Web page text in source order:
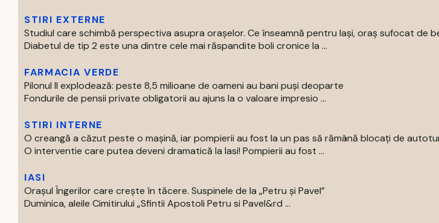
STIRI EXTERNE
Studiul care schimbă perspectiva asupra orașelor. Ce înseamnă pentru Iași, oraș sufocat de
Diabetul de tip 2 este una dintre cele mai răspandite boli cronice la ...
FARMACIA VERDE
Pilonul II explodează: peste 8,5 milioane de oameni au bani puși deoparte
Fondurile de pensii private obligatorii au ajuns la o valoare impresio ...
STIRI INTERNE
O creangă a căzut peste o mașină, iar pompierii au fost la un pas să rămână blocați de
O interventie care putea deveni dramatică la Iasi! Pompierii au fost ...
IASI
Orașul Îngerilor care crește în tăcere. Suspinele de la „Petru și Pavel”
Duminica, aleile Cimitirului „Sfintii Apostoli Petru si Pavel&rd ...